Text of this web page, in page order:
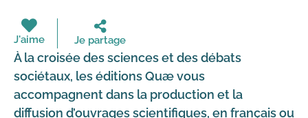
J'aime Je partage
À la croisée des sciences et des débats
sociétaux, les éditions Quæ vous
accompagnent dans la production et la
diffusion d’ouvrages scientifiques, en français ou